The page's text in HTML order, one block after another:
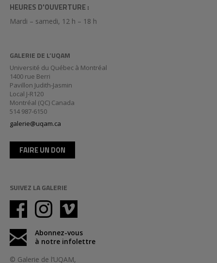
HEURES D'OUVERTURE :
Mardi – samedi, 12 h – 18 h
GALERIE DE L’UQAM
Université du Québec à Montréal
1400 rue Berri
Pavillon Judith-Jasmin
Local J-R120
Montréal (QC) Canada
514 987-6150
galerie@uqam.ca
FAIRE UN DON
SUIVEZ LA GALERIE
Abonnez-vous
à notre infolettre
© Galerie de l’UQAM,